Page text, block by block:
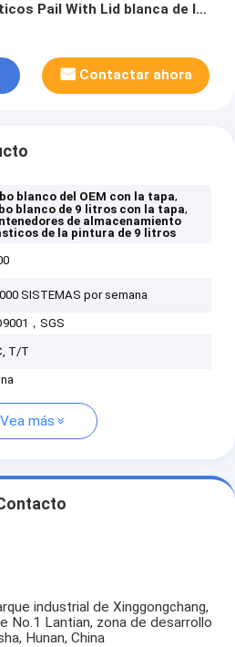
Pail With Lid blanca de la
Contactar ahora
blanco del OEM con la tapa,
blanco de 9 litros con la tapa,
de almacenamiento
de la pintura de 9 litros
SISTEMAS por semana
，SGS
T/T
Vea más
industrial de Xinggongchang,
No.1 Lantian, zona de desarrollo
Hunan, China